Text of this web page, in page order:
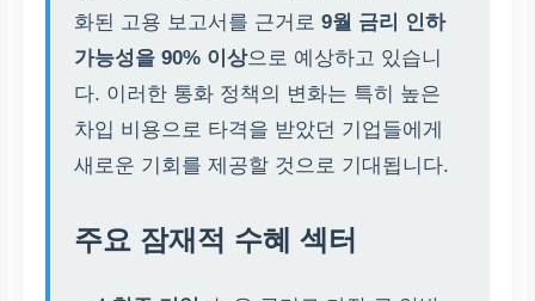
화된 고용 보고서를 근거로9월 금리 인하
가능성을 90% 이상으로 예상하고 있습니
다. 이러한 통화 정책의 변화는 특히 높은
차입 비용으로 타격을 받았던 기업들에게
새로운 기회를 제공할 것으로 기대됩니다.
주요 잠재적 수혜 섹터